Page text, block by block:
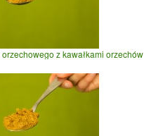
orzechowego z kawałkami orzechów